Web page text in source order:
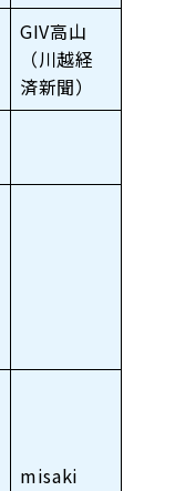
GIV高山
（川越経
済新聞）
misaki